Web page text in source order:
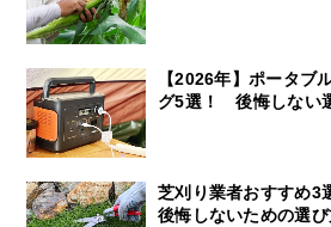
【2026年】ポータブ
グ5選！ 後悔しない
芝刈り業者おすすめ
後悔しないための選